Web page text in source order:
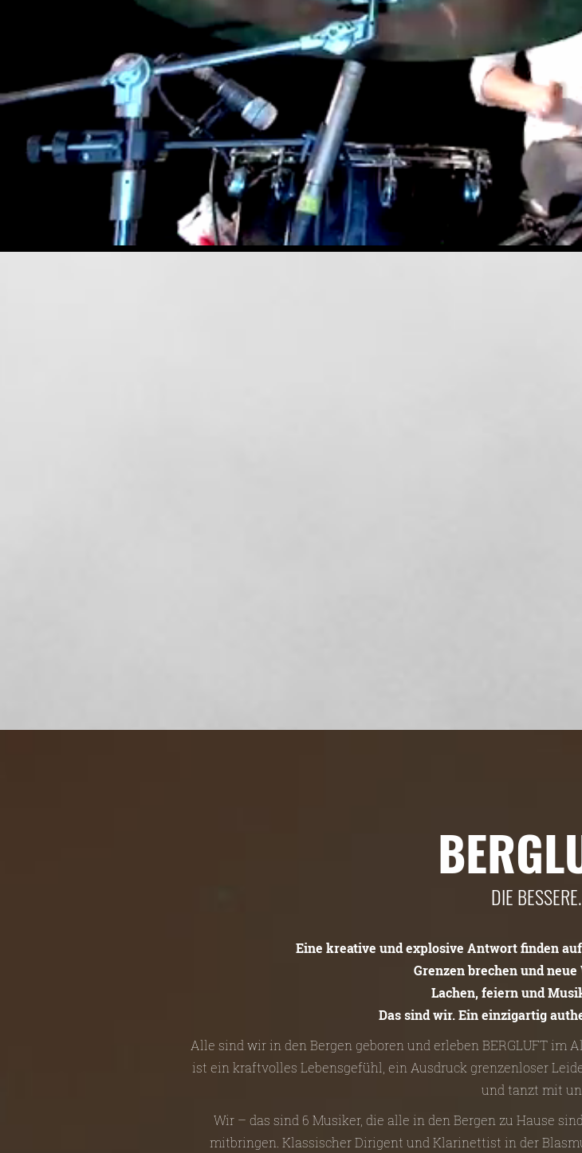
DIE BESSERE.
Eine kreative und explosive Antwort finden
Grenzen brechen und neue
Lachen, feiern und
Das sind wir. Ein einzigartig
Alle sind wir in den Bergen geboren und erleben BERGLUFT im
ist ein kraftvolles Lebensgefühl, ein Ausdruck grenzenloser
und tanzt mit
Wir – das sind 6 Musiker, die alle in den Bergen zu Hause
mitbringen. Klassischer Dirigent und Klarinettist in der